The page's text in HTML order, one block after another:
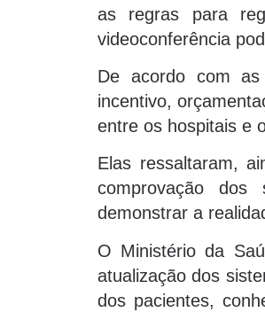
as regras para
videoconferência
De acordo com
incentivo,
entre os hospitais e
Elas ressaltaram,
comprovação dos
demonstrar a
O Ministério da
atualização dos
dos pacientes,